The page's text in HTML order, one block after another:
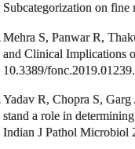
Subcategorization on
Mehra S, Panwar R,
and Clinical Implications
10.3389/fonc.2019.01239.
Yadav R, Chopra S,
stand a role in
Indian J Pathol Microbiol